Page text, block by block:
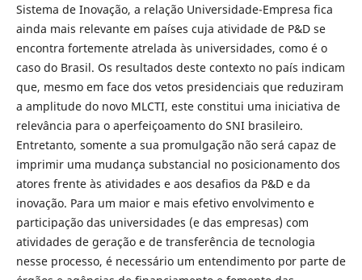
Sistema de Inovação, a relação Universidade-Empresa fica
ainda mais relevante em países cuja atividade de P&D se
encontra fortemente atrelada às universidades, como é o
caso do Brasil. Os resultados deste contexto no país indicam
que, mesmo em face dos vetos presidenciais que reduziram
a amplitude do novo MLCTI, este constitui uma iniciativa de
relevância para o aperfeiçoamento do SNI brasileiro.
Entretanto, somente a sua promulgação não será capaz de
imprimir uma mudança substancial no posicionamento dos
atores frente às atividades e aos desafios da P&D e da
inovação. Para um maior e mais efetivo envolvimento e
participação das universidades (e das empresas) com
atividades de geração e de transferência de tecnologia
nesse processo, é necessário um entendimento por parte de